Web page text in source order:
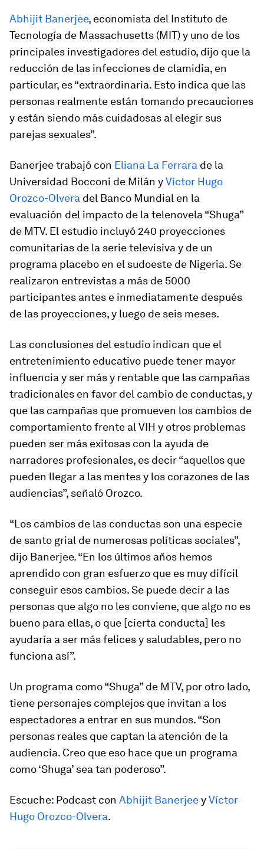
Abhijit Banerjee, economista del Instituto de
Tecnología de Massachusetts (MIT) y uno de los
principales investigadores del estudio, dijo que la
reducción de las infecciones de clamidia, en
particular, es “extraordinaria. Esto indica que las
personas realmente están tomando precauciones
y están siendo más cuidadosas al elegir sus
parejas sexuales”.
Banerjee trabajó con Eliana La Ferrara de la
Universidad Bocconi de Milán yVíctor Hugo
Orozco-Olvera del Banco Mundial en la
evaluación del impacto de la telenovela “Shuga”
de MTV. El estudio incluyó 240 proyecciones
comunitarias de la serie televisiva y de un
programa placebo en el sudoeste de Nigeria. Se
realizaron entrevistas a más de 5000
participantes antes e inmediatamente después
de las proyecciones, y luego de seis meses.
Las conclusiones del estudio indican que el
entretenimiento educativo puede tener mayor
influencia y ser más y rentable que las campañas
tradicionales en favor del cambio de conductas, y
que las campañas que promueven los cambios de
comportamiento frente al VIH y otros problemas
pueden ser más exitosas con la ayuda de
narradores profesionales, es decir “aquellos que
pueden llegar a las mentes y los corazones de las
audiencias”, señaló Orozco.
“Los cambios de las conductas son una especie
de santo grial de numerosas políticas sociales”,
dijo Banerjee. “En los últimos años hemos
aprendido con gran esfuerzo que es muy difícil
conseguir esos cambios. Se puede decir a las
personas que algo no les conviene, que algo no es
bueno para ellas, o que [cierta conducta] les
ayudaría a ser más felices y saludables, pero no
funciona así”.
Un programa como “Shuga” de MTV, por otro lado,
tiene personajes complejos que invitan a los
espectadores a entrar en sus mundos. “Son
personas reales que captan la atención de la
audiencia. Creo que eso hace que un programa
como ‘Shuga’ sea tan poderoso”.
Escuche: Podcast con Abhijit BanerjeeyVíctor
Hugo Orozco-Olvera.